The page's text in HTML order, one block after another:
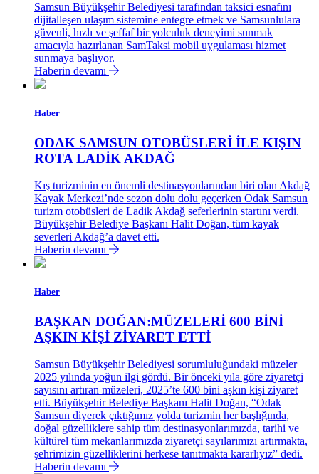
Samsun Büyükşehir Belediyesi tarafından taksici esnafını
dijitalleşen ulaşım sistemine entegre etmek ve Samsunlulara
güvenli, hızlı ve şeffaf bir yolculuk deneyimi sunmak
amacıyla hazırlanan SamTaksi mobil uygulaması hizmet
sunmaya başlıyor.
Haberin devamı
Haber
ODAK SAMSUN OTOBÜSLERİ İLE KIŞIN
ROTA LADİK AKDAĞ
Kış turizminin en önemli destinasyonlarından biri olan Akdağ
Kayak Merkezi’nde sezon dolu dolu geçerken Odak Samsun
turizm otobüsleri de Ladik Akdağ seferlerinin startını verdi.
Büyükşehir Belediye Başkanı Halit Doğan, tüm kayak
severleri Akdağ’a davet etti.
Haberin devamı
Haber
BAŞKAN DOĞAN:MÜZELERİ 600 BİNİ
AŞKIN KİŞİ ZİYARET ETTİ
Samsun Büyükşehir Belediyesi sorumluluğundaki müzeler
2025 yılında yoğun ilgi gördü. Bir önceki yıla göre ziyaretçi
sayısını artıran müzeleri, 2025’te 600 bini aşkın kişi ziyaret
etti. Büyükşehir Belediye Başkanı Halit Doğan, “Odak
Samsun diyerek çıktığımız yolda turizmin her başlığında,
doğal güzelliklere sahip tüm destinasyonlarımızda, tarihi ve
kültürel tüm mekanlarımızda ziyaretçi sayılarımızı artırmakta,
şehrimizin güzelliklerini herkese tanıtmakta kararlıyız” dedi.
Haberin devamı